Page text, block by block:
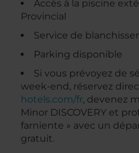
Accès à la piscine
Provincial
Service de
Parking disponible
Si vous prévoyez de
week-end, réservez
hotels.com/fr, devenez
Minor DISCOVERY et
farniente » avec un
gratuit.